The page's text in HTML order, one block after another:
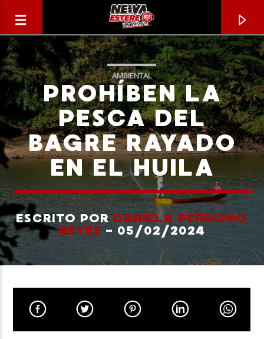
CANCIÓN ACTUAL
TÍTULO
ARTISTA
AMBIENTAL
PROHÍBEN LA
PESCA DEL
BAGRE RAYADO
EN EL HUILA
ESCRITO PORDANIELA PERDOMO
REYES- 05/02/2024